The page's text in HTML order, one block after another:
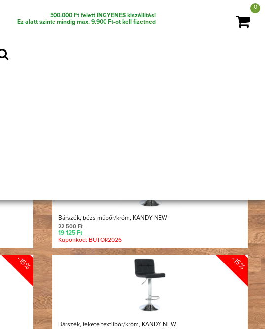
500.000 Ft felett INGYENES kiszállítás!
Ez alatt szinte mindig max. 9.900 Ft-ot kell fizetned
0
Bárszék, bézs műbőr/króm, KANDY NEW
22 500 Ft
19 125 Ft
Kuponkód: BUTOR2026
-15% -15%
Bárszék, fekete textilbőr/króm, KANDY NEW